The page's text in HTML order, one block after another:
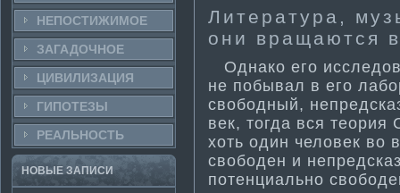
НЕПОСТИ­ЖИМОЕ
ЗАГАДОЧНΟЕ
ЦИВИЛИЗАЦИЯ
ГИПОТЕЗЫ
РЕАЛЬНΟСТЬ
НОВЫЕ ЗАПИСИ
Литература,
они вращаются
Однако его
не побывал в его
свободный,
век, тогда вся теория
хоть один человек во
свободен и
потенциально